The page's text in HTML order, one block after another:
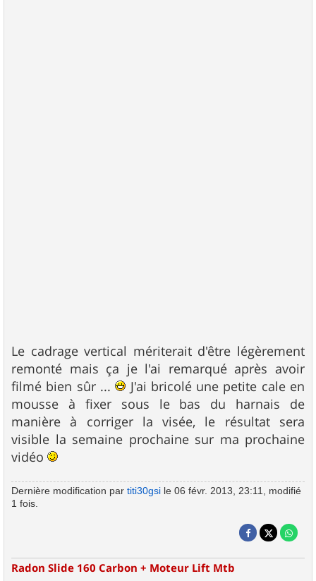
Le cadrage vertical mériterait d'être légèrement
remonté mais ça je l'ai remarqué après avoir
filmé bien sûr ...
J'ai bricolé une petite cale en
mousse à fixer sous le bas du harnais de
manière à corriger la visée, le résultat sera
visible la semaine prochaine sur ma prochaine
vidéo
Dernière modification par titi30gsi le 06 févr. 2013, 23:11, modifié
1 fois.
Radon Slide 160 Carbon + Moteur Lift Mtb